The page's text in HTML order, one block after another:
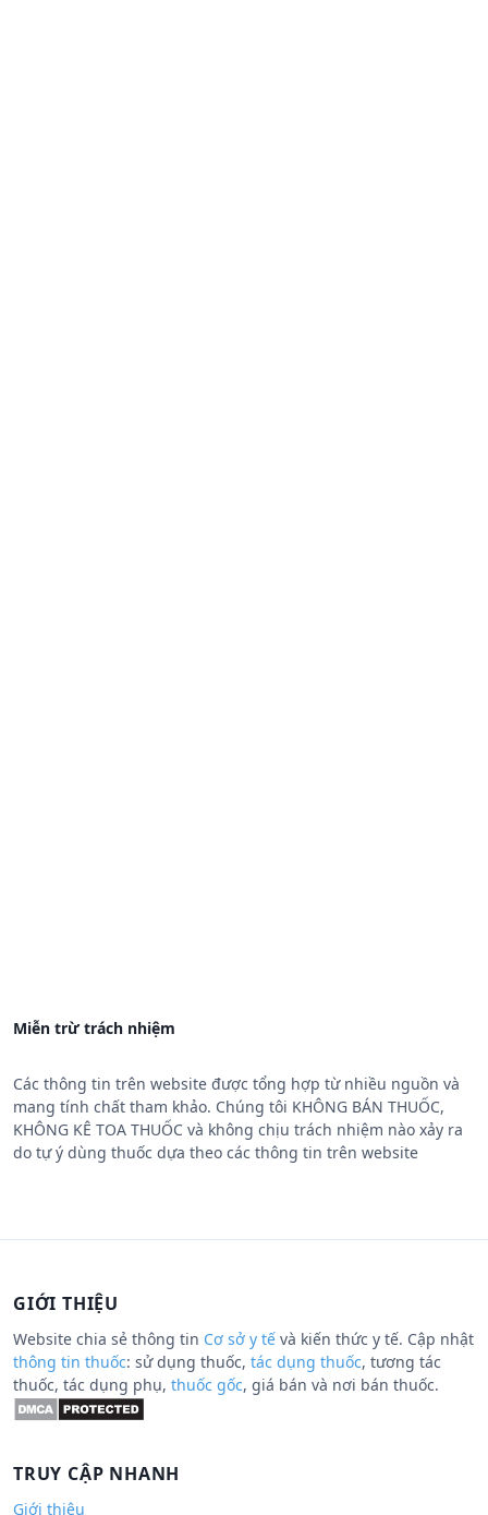
Miễn trừ trách nhiệm
Các thông tin trên website được tổng hợp từ nhiều nguồn và
mang tính chất tham khảo. Chúng tôi KHÔNG BÁN THUỐC,
KHÔNG KÊ TOA THUỐC và không chịu trách nhiệm nào xảy ra
do tự ý dùng thuốc dựa theo các thông tin trên website
GIỚI THIỆU
Website chia sẻ thông tin Cơ sở y tế và kiến thức y tế. Cập nhật
thông tin thuốc: sử dụng thuốc, tác dụng thuốc, tương tác
thuốc, tác dụng phụ, thuốc gốc, giá bán và nơi bán thuốc.
TRUY CẬP NHANH
Giới thiệu